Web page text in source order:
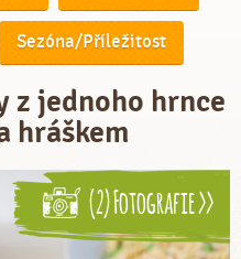
Sezóna/Příležitost
z jednoho hrnce
hráškem
(2) Fotografie >>